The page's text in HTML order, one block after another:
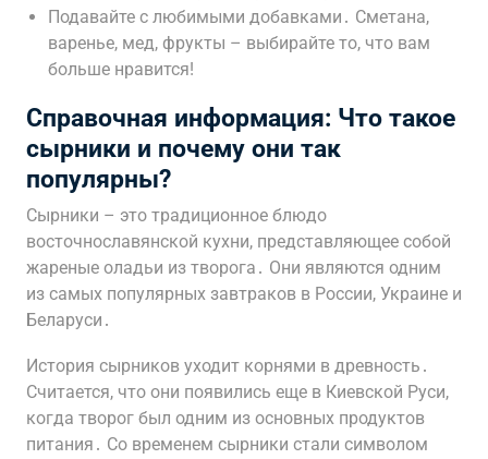
Подавайте с любимыми добавками․ Сметана,
варенье, мед, фрукты – выбирайте то, что вам
больше нравится!
Справочная информация: Что такое
сырники и почему они так
популярны?
Сырники – это традиционное блюдо
восточнославянской кухни, представляющее собой
жареные оладьи из творога․ Они являются одним
из самых популярных завтраков в России, Украине и
Беларуси․
История сырников уходит корнями в древность․
Считается, что они появились еще в Киевской Руси,
когда творог был одним из основных продуктов
питания․ Со временем сырники стали символом